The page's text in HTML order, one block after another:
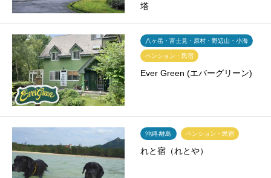
塔
八ヶ岳・富士見・原村・野辺山・小海
ペンション・民宿
Ever Green (エバーグリーン)
沖縄-離島 ペンション・民宿
れと宿（れとや）